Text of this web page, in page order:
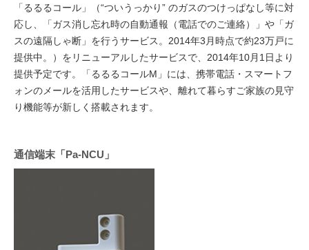
「るるるコール」（“ついうっかり” のガスのつけっぱなし等に対
応し、「ガス消し忘れ時の自動通報（電話でのご連絡）」や「ガ
スの遠隔しゃ断」を行うサービス。2014年3月時点で約23万戸に
提供中。）をリニューアルしたサービスで、2014年10月1日より
提供予定です。「るるるコールM」には、携帯電話・スマートフ
ォンのメールを活用したサービスや、離れて暮らすご家族の見守
り機能等が新しく搭載されます。
通信端末「Pa-NCU」